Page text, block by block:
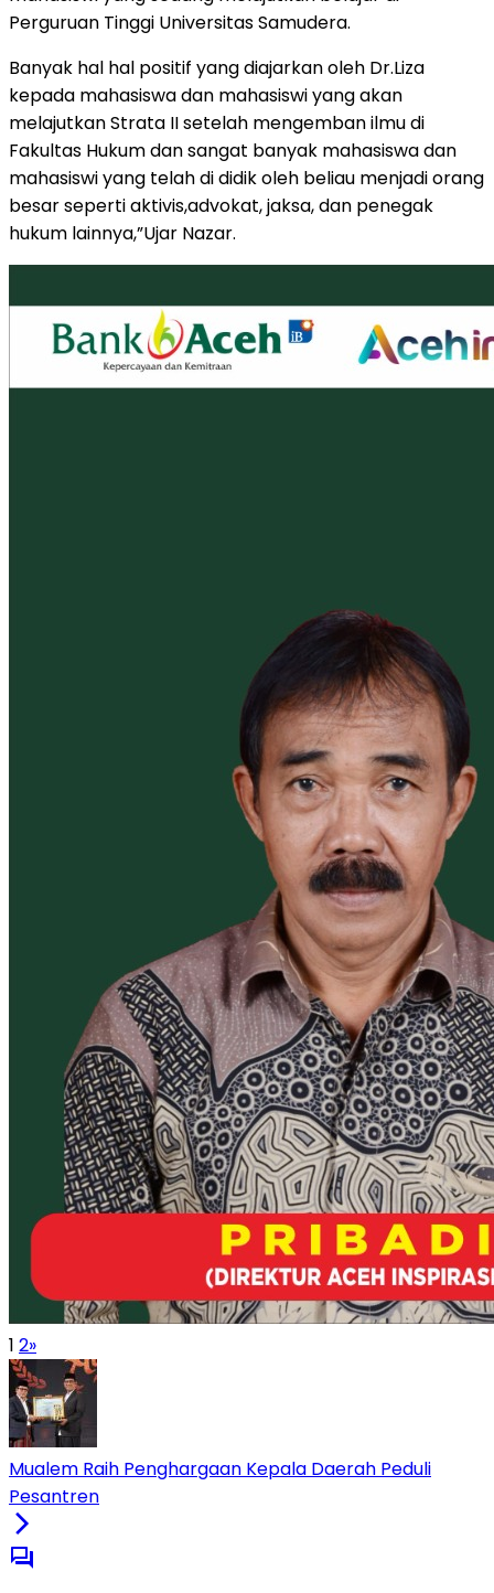
Perguruan Tinggi Universitas Samudera.
Banyak hal hal positif yang diajarkan oleh Dr.Liza
kepada mahasiswa dan mahasiswi yang akan
melajutkan Strata II setelah mengemban ilmu di
Fakultas Hukum dan sangat banyak mahasiswa dan
mahasiswi yang telah di didik oleh beliau menjadi orang
besar seperti aktivis,advokat, jaksa, dan penegak
hukum lainnya,”Ujar Nazar.
1 2»
Mualem Raih Penghargaan Kepala Daerah Peduli
Pesantren